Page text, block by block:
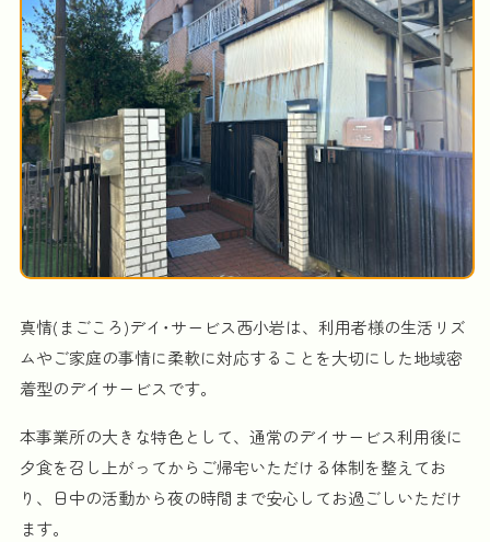
真情(まごころ)デイ･サービス西小岩は、利用者様の生活リズ
ムやご家庭の事情に柔軟に対応することを大切にした地域密
着型のデイサービスです。
本事業所の大きな特色として、通常のデイサービス利用後に
夕食を召し上がってからご帰宅いただける体制を整えてお
り、日中の活動から夜の時間まで安心してお過ごしいただけ
ます。